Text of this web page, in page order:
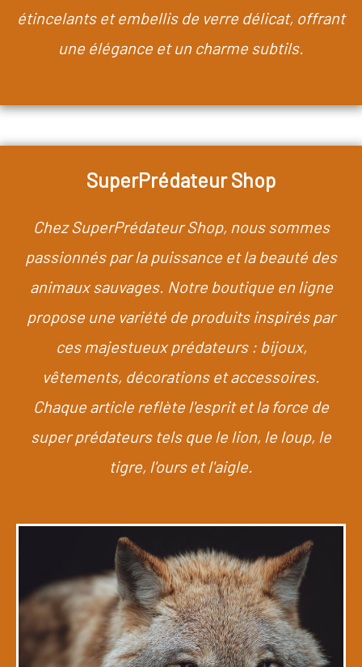
étincelants et embellis de verre délicat, offrant
une élégance et un charme subtils.
SuperPrédateur Shop
Chez SuperPrédateur Shop, nous sommes
passionnés par la puissance et la beauté des
animaux sauvages. Notre boutique en ligne
propose une variété de produits inspirés par
ces majestueux prédateurs : bijoux,
vêtements, décorations et accessoires.
Chaque article reflète l'esprit et la force de
super prédateurs tels que le lion, le loup, le
tigre, l'ours et l'aigle.